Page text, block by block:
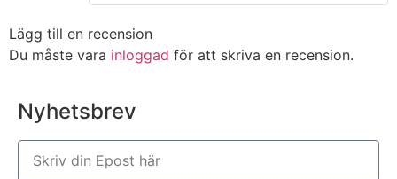
Lägg till en recension
Du måste vara inloggad för att skriva en recension.
Nyhetsbrev